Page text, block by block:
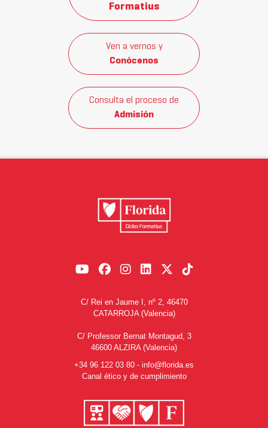
Formatius
Ven a vernos y
Conócenos
Consulta el proceso de
Admisión
C/ Rei en Jaume I, nº 2, 46470
CATARROJA (Valencia)
C/ Professor Bernat Montagud, 3
46600 ALZIRA (Valencia)
+34 96 122 03 80 - info@florida.es
Canal ético y de cumplimiento